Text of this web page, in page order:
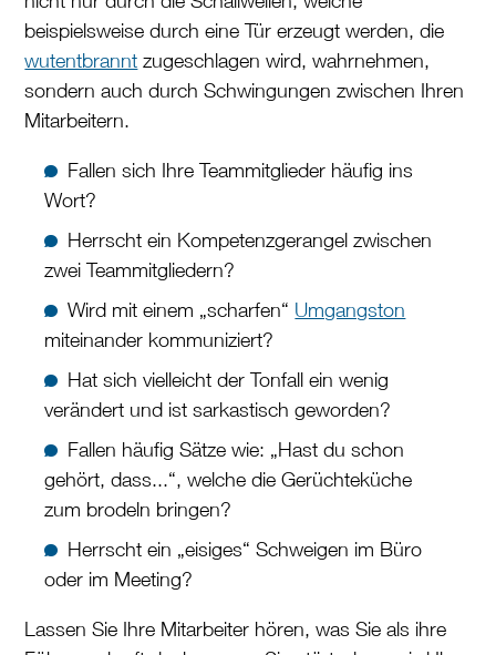
beispielsweise durch eine Tür erzeugt werden, die
wutentbrannt zugeschlagen wird, wahrnehmen,
sondern auch durch Schwingungen zwischen Ihren
Mitarbeitern.
Fallen sich Ihre Teammitglieder häufig ins
Wort?
Herrscht ein Kompetenzgerangel zwischen
zwei Teammitgliedern?
Wird mit einem „scharfen“ Umgangston
miteinander kommuniziert?
Hat sich vielleicht der Tonfall ein wenig
verändert und ist sarkastisch geworden?
Fallen häufig Sätze wie: „Hast du schon
gehört, dass...“, welche die Gerüchteküche
zum brodeln bringen?
Herrscht ein „eisiges“ Schweigen im Büro
oder im Meeting?
Lassen Sie Ihre Mitarbeiter hören, was Sie als ihre